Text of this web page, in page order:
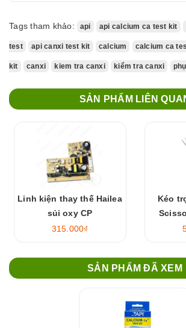
Tags tham khảo: api api calcium ca test kit
test api canxi test kit calcium calcium ca
kit canxi kiem tra canxi kiểm tra canxi
SẢN PHẨM LIÊN
Linh kiện thay thế Hailea
sủi oxy CP
315.000₫
Kéo
SẢN PHẨM ĐÃ XEM